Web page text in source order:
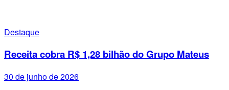
Destaque
Receita cobra R$ 1,28 bilhão do Grupo Mateus
30 de junho de 2026